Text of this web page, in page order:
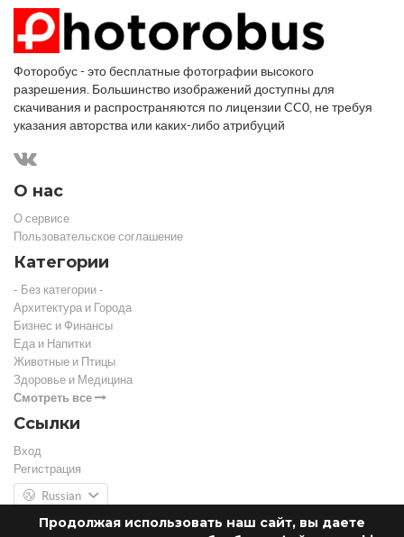
Продолжая использовать наш сайт, вы даете
Фоторобус - это бесплатные фотографии высокого
разрешения. Большинство изображений доступны для
скачивания и распространяются по лицензии CC0, не требуя
указания авторства или каких-либо атрибуций
О нас
О сервисе
Пользовательское соглашение
Категории
- Без категории -
Архитектура и Города
Бизнес и Финансы
Еда и Напитки
Животные и Птицы
Здоровье и Медицина
Смотреть все
Ссылки
Вход
Регистрация
Russian